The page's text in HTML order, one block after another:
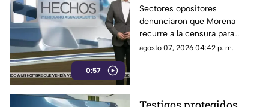
0:57
censura para ocultar
seńalamientos de
narcopolítica
Sectores opositores
denunciaron que Morena
recurre a la censura para
imponer su versión oficial y
agosto 07, 2026 04:42 p. m.